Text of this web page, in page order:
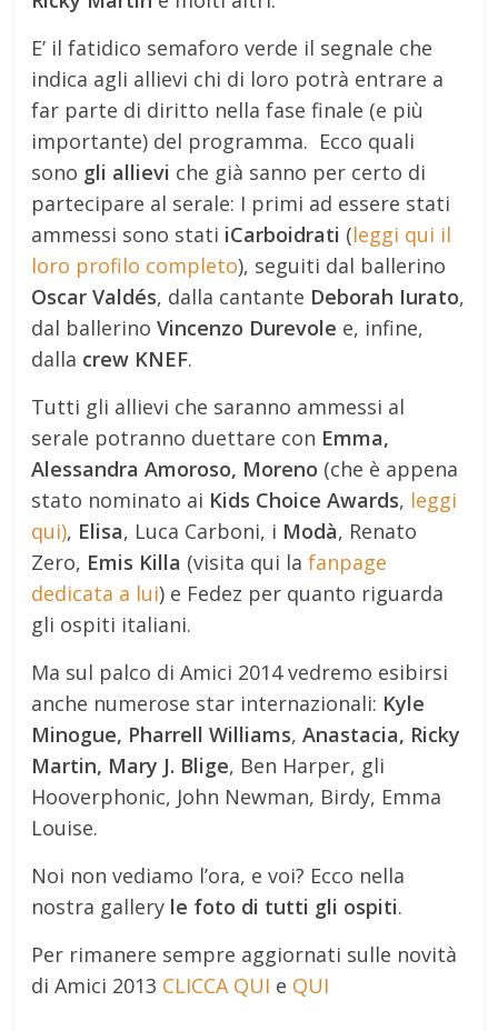
E’ il fatidico semaforo verde il segnale che
indica agli allievi chi di loro potrà entrare a
far parte di diritto nella fase finale (e più
importante) del programma. Ecco quali
sono gli allievi che già sanno per certo di
partecipare al serale: I primi ad essere stati
ammessi sono stati iCarboidrati (leggi qui il
loro profilo completo), seguiti dal ballerino
Oscar Valdés, dalla cantante Deborah Iurato,
dal ballerinoVincenzo Durevole e, infine,
dalla crew KNEF.
Tutti gli allievi che saranno ammessi al
serale potranno duettare con Emma,
Alessandra Amoroso, Moreno (che è appena
stato nominato ai Kids Choice Awards, leggi
qui), Elisa, Luca Carboni, i Modà, Renato
Zero, Emis Killa (visita qui la fanpage
dedicata a lui) e Fedez per quanto riguarda
gli ospiti italiani.
Ma sul palco di Amici 2014 vedremo esibirsi
anche numerose star internazionali: Kyle
Minogue, Pharrell Williams,Anastacia, Ricky
Martin, Mary J. Blige, Ben Harper, gli
Hooverphonic, John Newman, Birdy, Emma
Louise.
Noi non vediamo l’ora, e voi? Ecco nella
nostra gallery le foto di tutti gli ospiti.
Per rimanere sempre aggiornati sulle novità
di Amici 2013 CLICCA QUI e QUI